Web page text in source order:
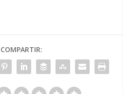
COMPARTIR: